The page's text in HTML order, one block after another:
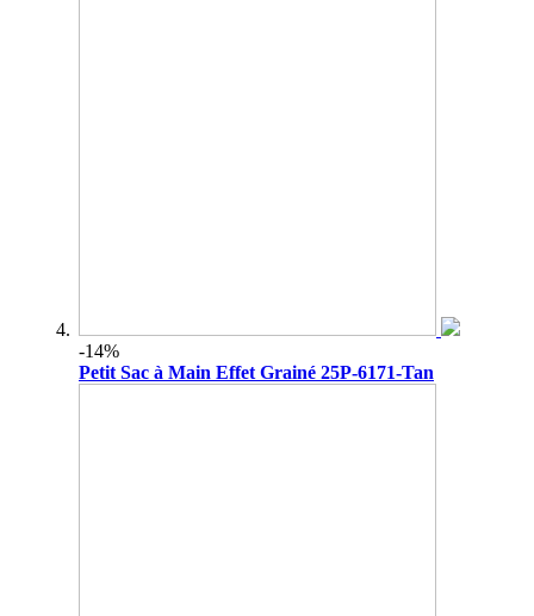
-14%
Petit Sac à Main Effet Grainé 25P-6171-Tan